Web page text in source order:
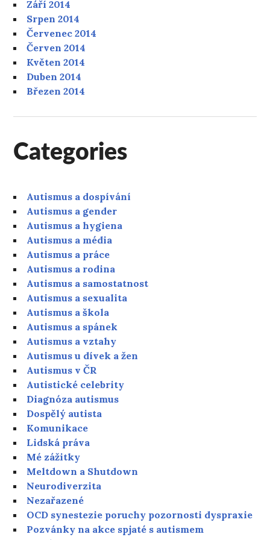
Září 2014
Srpen 2014
Červenec 2014
Červen 2014
Květen 2014
Duben 2014
Březen 2014
Categories
Autismus a dospívání
Autismus a gender
Autismus a hygiena
Autismus a média
Autismus a práce
Autismus a rodina
Autismus a samostatnost
Autismus a sexualita
Autismus a škola
Autismus a spánek
Autismus a vztahy
Autismus u dívek a žen
Autismus v ČR
Autistické celebrity
Diagnóza autismus
Dospělý autista
Komunikace
Lidská práva
Mé zážitky
Meltdown a Shutdown
Neurodiverzita
Nezařazené
OCD synestezie poruchy pozornosti dyspraxie
Pozvánky na akce spjaté s autismem